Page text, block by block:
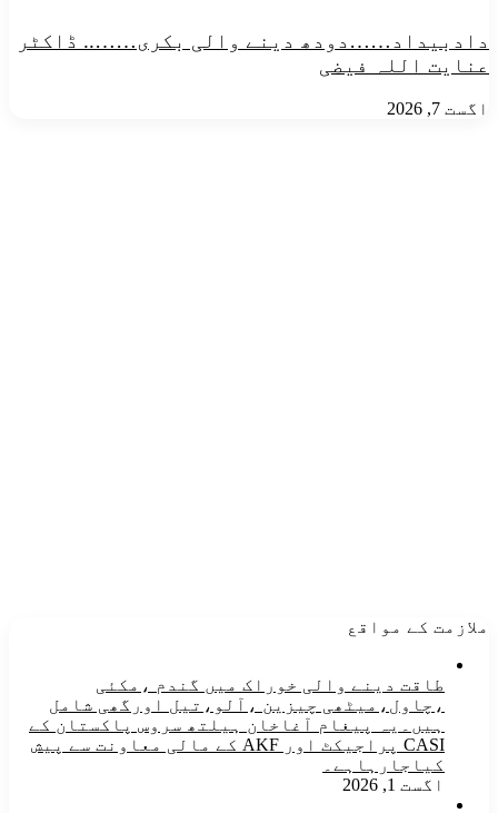
​دادبیداد……دودھ دینے والی بکری…….. ڈاکٹر
عنایت اللہ فیضی
اگست 7, 2026
ملازمت کے مواقع
طاقت دینے والی خوراک میں گندم ،مکئی
،چاول،میٹھی چیزین ،آلو،تیل اورگھی شامل
ہیں۔یہ پیغام آغاخان ہیلتھ سروس پاکستان کے
CASI پراجیکٹ اور AKF کے مالی معاونت سے پیش
کیاجارہاہے۔
اگست 1, 2026